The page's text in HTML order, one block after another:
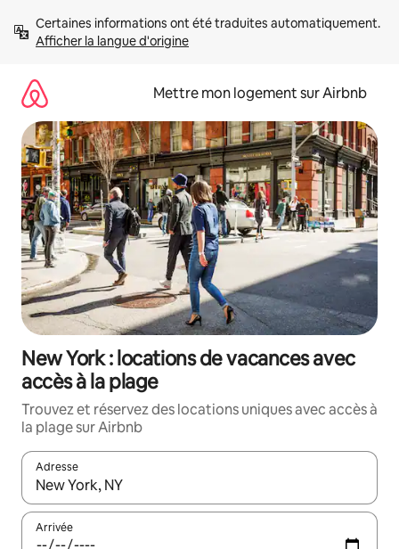
directement
Afficher la langue d'origine
Mettre mon logement sur Airbnb
New York : locations de vacances avec
accès à la plage
Trouvez et réservez des locations uniques avec accès à
la plage sur Airbnb
Adresse
Lorsque les résultats s'affichent, utilisez les flèches vers le
Arrivée